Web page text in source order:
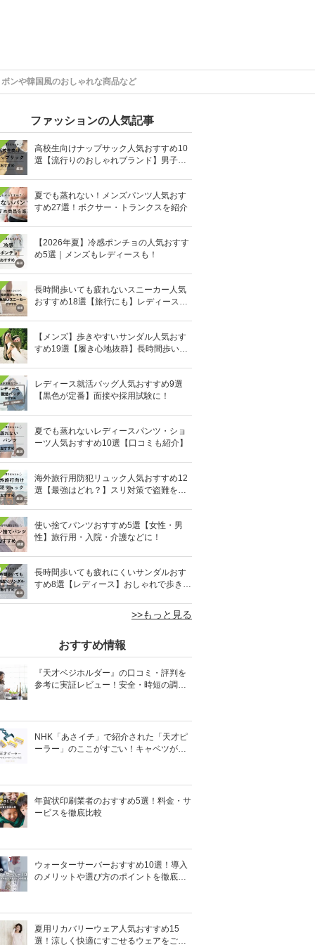
ンや韓国風のおしゃれな商品など
ファッションの人気記事
高校生向けナップサック人気おすすめ10
選【流行りのおしゃれブランド】男子・
夏でも蒸れない！メンズパンツ人気おす
すめ27選！ボクサー・トランクスを紹介
【2026年夏】冷感ポンチョの人気おすす
め5選｜メンズもレディースも！
長時間歩いても疲れないスニーカー人気
おすすめ18選【旅行にも】レディース・
【メンズ】歩きやすいサンダル人気おす
すめ19選【履き心地抜群】長時間歩いて
レディース就活バッグ人気おすすめ9選
【黒色が定番】面接や採用試験に！
夏でも蒸れないレディースパンツ・ショ
ーツ人気おすすめ10選【口コミも紹介】
海外旅行用防犯リュック人気おすすめ12
選【最強はどれ？】スリ対策で盗難を防
使い捨てパンツおすすめ5選【女性・男
性】旅行用・入院・介護などに！
長時間歩いても疲れにくいサンダルおす
すめ8選【レディース】おしゃれで歩きや
>>もっと見る
おすすめ情報
『天才ベジホルダー』の口コミ・評判を
参考に実証レビュー！安全・時短の調理
NHK「あさイチ」で紹介された「天才ピ
ーラー」のここがすごい！キャベツがほ
年賀状印刷業者のおすすめ5選！料金・サ
ービスを徹底比較
ウォーターサーバーおすすめ10選！導入
のメリットや選び方のポイントを徹底解
夏用リカバリーウェア人気おすすめ15
選！涼しく快適にすごせるウェアをご紹